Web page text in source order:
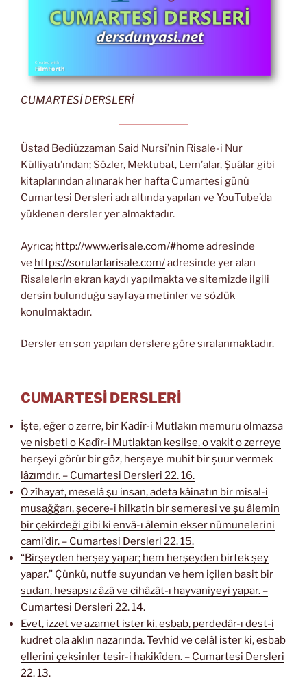
CUMARTESİ DERSLERİ
Üstad Bediüzzaman Said Nursi’nin Risale-i Nur
Külliyatı’ından; Sözler, Mektubat, Lem’alar, Şuâlar gibi
kitaplarından alınarak her hafta Cumartesi günü
Cumartesi Dersleri adı altında yapılan ve YouTube’da
yüklenen dersler yer almaktadır.
Ayrıca; http://www.erisale.com/#home adresinde
ve https://sorularlarisale.com/adresinde yer alan
Risalelerin ekran kaydı yapılmakta ve sitemizde ilgili
dersin bulunduğu sayfaya metinler ve sözlük
konulmaktadır.
Dersler en son yapılan derslere göre sıralanmaktadır.
CUMARTESİ DERSLERİ
İşte, eğer o zerre, bir Kadîr-i Mutlakın memuru olmazsa
ve nisbeti o Kadîr-i Mutlaktan kesilse, o vakit o zerreye
herşeyi görür bir göz, herşeye muhit bir şuur vermek
lâzımdır. – Cumartesi Dersleri 22. 16.
O zîhayat, meselâ şu insan, adeta kâinatın bir misal-i
musağğarı, şecere-i hilkatin bir semeresi ve şu âlemin
bir çekirdeği gibi ki envâ-ı âlemin ekser nümunelerini
cami’dir. – Cumartesi Dersleri 22. 15.
“Birşeyden herşey yapar; hem herşeyden birtek şey
yapar.” Çünkü, nutfe suyundan ve hem içilen basit bir
sudan, hesapsız âzâ ve cihâzât-ı hayvaniyeyi yapar. –
Cumartesi Dersleri 22. 14.
Evet, izzet ve azamet ister ki, esbab, perdedâr-ı dest-i
kudret ola aklın nazarında. Tevhid ve celâl ister ki, esbab
ellerini çeksinler tesir-i hakikîden. – Cumartesi Dersleri
22. 13.